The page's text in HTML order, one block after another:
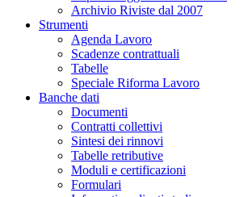
Archivio Riviste dal 2007
Strumenti
Agenda Lavoro
Scadenze contrattuali
Tabelle
Speciale Riforma Lavoro
Banche dati
Documenti
Contratti collettivi
Sintesi dei rinnovi
Tabelle retributive
Moduli e certificazioni
Formulari